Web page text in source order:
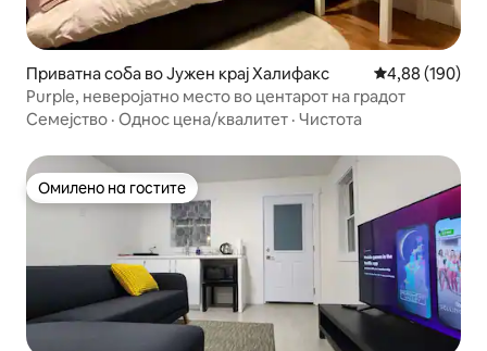
Приватна соба во Јужен крај Халифакс Просечна
4,88 (190)
Purple, неверојатно место во центарот на градот
Семејство · Однос цена/квалитет · Чистота
Омилено на гостите
Омилено на гостите